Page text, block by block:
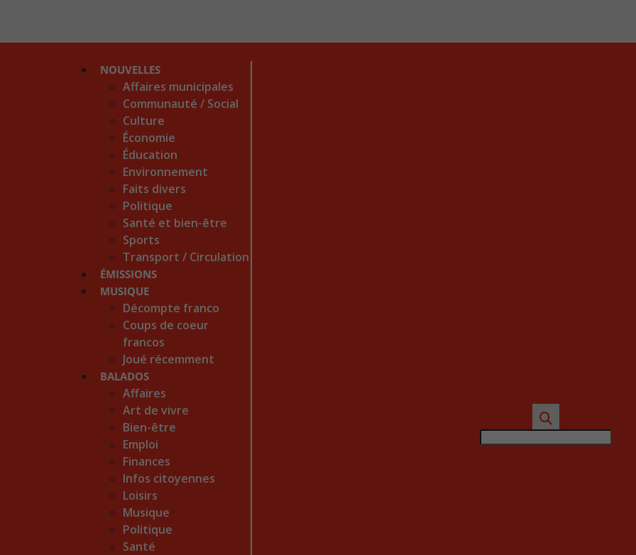
NOUVELLES
Affaires municipales
Communauté / Social
Culture
Économie
Éducation
Environnement
Faits divers
Politique
Santé et bien-être
Sports
Transport / Circulation
ÉMISSIONS
MUSIQUE
Décompte franco
Coups de coeur
francos
Joué récemment
BALADOS
Affaires
Art de vivre
Bien-être
Emploi
Finances
Infos citoyennes
Loisirs
Musique
Politique
Santé